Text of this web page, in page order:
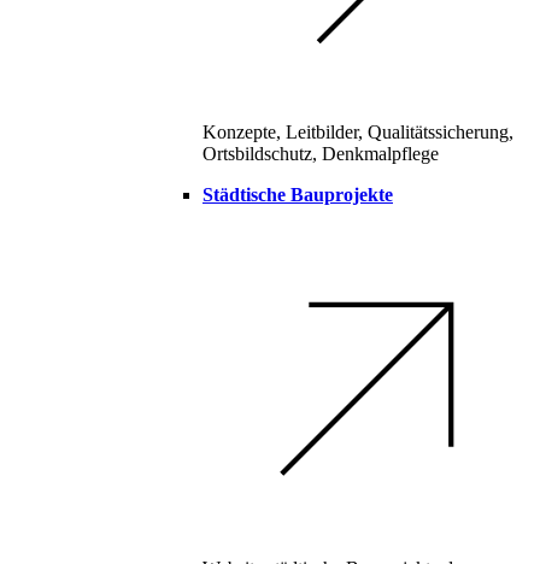
Konzepte, Leitbilder, Qualitätssicherung,
Ortsbildschutz, Denkmalpflege
Städtische Bauprojekte